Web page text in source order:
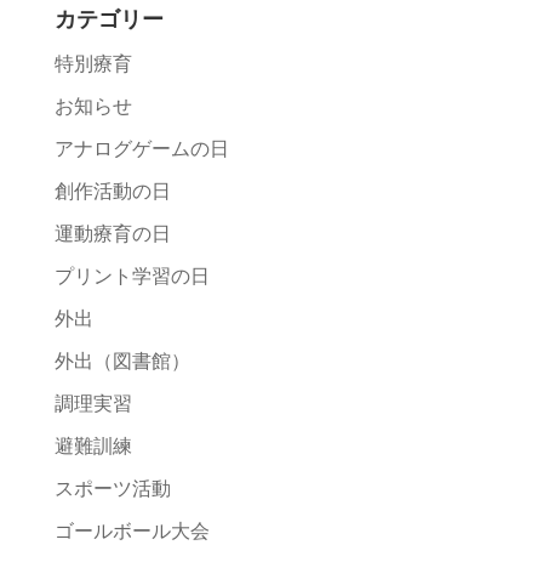
カテゴリー
特別療育
お知らせ
アナログゲームの日
創作活動の日
運動療育の日
プリント学習の日
外出
外出（図書館）
調理実習
避難訓練
スポーツ活動
ゴールボール大会